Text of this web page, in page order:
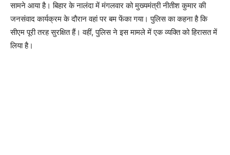
सामने आया है। बिहार के नालंदा में मंगलवार को मुख्यमंत्री नीतीश कुमार की
जनसंवाद कार्यक्रम के दौरान वहां पर बम फेंका गया। पुलिस का कहना है कि
सीएम पूरी तरह सुरक्षित हैं। वहीं, पुलिस ने इस मामले में एक व्यक्ति को हिरासत में
लिया है।